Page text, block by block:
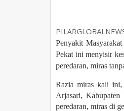
Penyakit
Pekat ini menyisir
peredaran, miras
Razia miras kali ini,
Arjasari,
peredaran, miras di